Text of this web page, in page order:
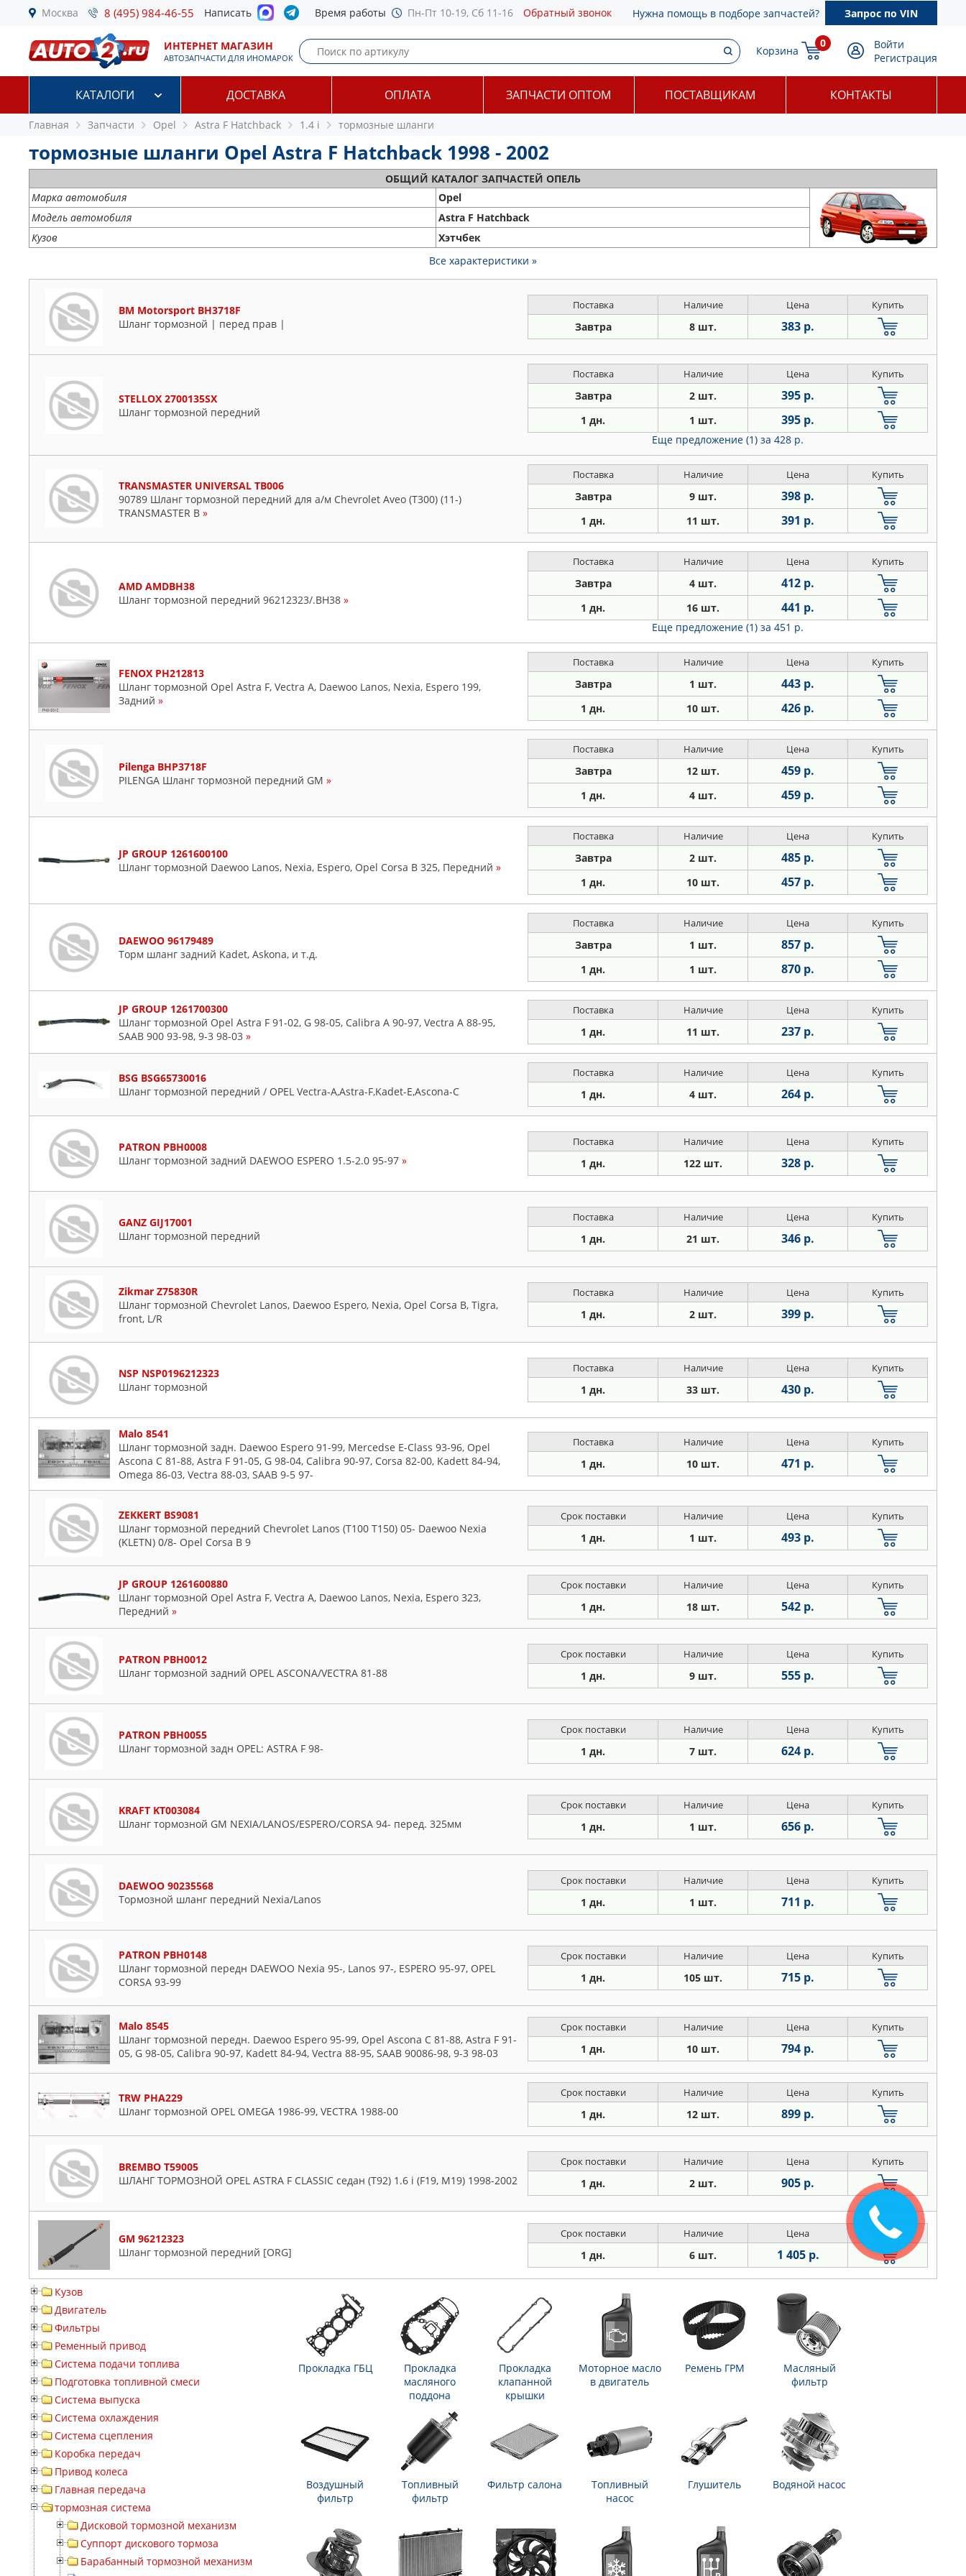
Москва 8 (495) 984-46-55 Написать Время работы Пн-Пт 10-19, Сб 11-16 Обратный звонок Нужна помощь в подборе запчастей? Запрос по VIN
ИНТЕРНЕТ МАГАЗИН
АВТОЗАПЧАСТИ ДЛЯ ИНОМАРОК
Корзина
0
Войти
Регистрация
КАТАЛОГИ ДОСТАВКА ОПЛАТА ЗАПЧАСТИ ОПТОМ ПОСТАВЩИКАМ КОНТАКТЫ
Главная Запчасти Opel Astra F Hatchback 1.4 i тормозные шланги
тормозные шланги Opel Astra F Hatchback 1998 - 2002
ОБЩИЙ КАТАЛОГ ЗАПЧАСТЕЙ ОПЕЛЬ
Марка автомобиля
Opel
Модель автомобиля
Astra F Hatchback
Кузов
Хэтчбек
Все характеристики »
BM Motorsport BH3718F
Шланг тормозной | перед прав |
Поставка Наличие Цена Купить
Завтра 8 шт. 383 р.
STELLOX 2700135SX
Шланг тормозной передний
Поставка Наличие Цена Купить
Завтра 2 шт. 395 р.
1 дн. 1 шт. 395 р.
Еще предложение (1) за 428 р.
TRANSMASTER UNIVERSAL TB006
90789 Шланг тормозной передний для а/м Chevrolet Aveo (T300) (11-)
TRANSMASTER B »
Поставка Наличие Цена Купить
Завтра 9 шт. 398 р.
1 дн. 11 шт. 391 р.
AMD AMDBH38
Шланг тормозной передний 96212323/.BH38 »
Поставка Наличие Цена Купить
Завтра 4 шт. 412 р.
1 дн. 16 шт. 441 р.
Еще предложение (1) за 451 р.
FENOX PH212813
Шланг тормозной Opel Astra F, Vectra A, Daewoo Lanos, Nexia, Espero 199,
Задний »
Поставка Наличие Цена Купить
Завтра 1 шт. 443 р.
1 дн. 10 шт. 426 р.
Pilenga BHP3718F
PILENGA Шланг тормозной передний GM »
Поставка Наличие Цена Купить
Завтра 12 шт. 459 р.
1 дн. 4 шт. 459 р.
JP GROUP 1261600100
Шланг тормозной Daewoo Lanos, Nexia, Espero, Opel Corsa B 325, Передний »
Поставка Наличие Цена Купить
Завтра 2 шт. 485 р.
1 дн. 10 шт. 457 р.
DAEWOO 96179489
Торм шланг задний Kadet, Askona, и т.д.
Поставка Наличие Цена Купить
Завтра 1 шт. 857 р.
1 дн. 1 шт. 870 р.
JP GROUP 1261700300
Шланг тормозной Opel Astra F 91-02, G 98-05, Calibra A 90-97, Vectra A 88-95,
SAAB 900 93-98, 9-3 98-03 »
Поставка Наличие Цена Купить
1 дн. 11 шт. 237 р.
BSG BSG65730016
Шланг тормозной передний / OPEL Vectra-A,Astra-F,Kadet-E,Ascona-C
Поставка Наличие Цена Купить
1 дн. 4 шт. 264 р.
PATRON PBH0008
Шланг тормозной задний DAEWOO ESPERO 1.5-2.0 95-97 »
Поставка Наличие Цена Купить
1 дн. 122 шт. 328 р.
GANZ GIJ17001
Шланг тормозной передний
Поставка Наличие Цена Купить
1 дн. 21 шт. 346 р.
Zikmar Z75830R
Шланг тормозной Chevrolet Lanos, Daewoo Espero, Nexia, Opel Corsa B, Tigra,
front, L/R
Поставка Наличие Цена Купить
1 дн. 2 шт. 399 р.
NSP NSP0196212323
Шланг тормозной
Поставка Наличие Цена Купить
1 дн. 33 шт. 430 р.
Malo 8541
Шланг тормозной задн. Daewoo Espero 91-99, Mercedse E-Class 93-96, Opel
Ascona C 81-88, Astra F 91-05, G 98-04, Calibra 90-97, Corsa 82-00, Kadett 84-94,
Omega 86-03, Vectra 88-03, SAAB 9-5 97-
Поставка Наличие Цена Купить
1 дн. 10 шт. 471 р.
ZEKKERT BS9081
Шланг тормозной передний Chevrolet Lanos (T100 T150) 05- Daewoo Nexia
(KLETN) 0/8- Opel Corsa B 9
Срок поставки Наличие Цена Купить
1 дн. 1 шт. 493 р.
JP GROUP 1261600880
Шланг тормозной Opel Astra F, Vectra A, Daewoo Lanos, Nexia, Espero 323,
Передний »
Срок поставки Наличие Цена Купить
1 дн. 18 шт. 542 р.
PATRON PBH0012
Шланг тормозной задний OPEL ASCONA/VECTRA 81-88
Срок поставки Наличие Цена Купить
1 дн. 9 шт. 555 р.
PATRON PBH0055
Шланг тормозной задн OPEL: ASTRA F 98-
Срок поставки Наличие Цена Купить
1 дн. 7 шт. 624 р.
KRAFT KT003084
Шланг тормозной GM NEXIA/LANOS/ESPERO/CORSA 94- перед. 325мм
Срок поставки Наличие Цена Купить
1 дн. 1 шт. 656 р.
DAEWOO 90235568
Тормозной шланг передний Nexia/Lanos
Срок поставки Наличие Цена Купить
1 дн. 1 шт. 711 р.
PATRON PBH0148
Шланг тормозной передн DAEWOO Nexia 95-, Lanos 97-, ESPERO 95-97, OPEL
CORSA 93-99
Срок поставки Наличие Цена Купить
1 дн. 105 шт. 715 р.
Malo 8545
Шланг тормозной передн. Daewoo Espero 95-99, Opel Ascona C 81-88, Astra F 91-
05, G 98-05, Calibra 90-97, Kadett 84-94, Vectra 88-95, SAAB 90086-98, 9-3 98-03
Срок поставки Наличие Цена Купить
1 дн. 10 шт. 794 р.
TRW PHA229
Шланг тормозной OPEL OMEGA 1986-99, VECTRA 1988-00
Срок поставки Наличие Цена Купить
1 дн. 12 шт. 899 р.
BREMBO T59005
ШЛАНГ ТОРМОЗНОЙ OPEL ASTRA F CLASSIC седан (T92) 1.6 i (F19, M19) 1998-2002
Срок поставки Наличие Цена Купить
1 дн. 2 шт. 905 р.
GM 96212323
Шланг тормозной передний [ORG]
Срок поставки Наличие Цена Купить
1 дн. 6 шт. 1 405 р.
Кузов
Двигатель
Фильтры
Ременный привод
Система подачи топлива
Подготовка топливной смеси
Система выпуска
Система охлаждения
Система сцепления
Коробка передач
Привод колеса
Главная передача
тормозная система
Дисковой тормозной механизм
Суппорт дискового тормоза
Барабанный тормозной механизм
Прокладка ГБЦ
Прокладка
масляного
поддона
Прокладка
клапанной
крышки
Моторное масло
в двигатель
Ремень ГРМ
Масляный
фильтр
Воздушный
фильтр
Топливный
фильтр
Фильтр салона
Топливный
насос
Глушитель Водяной насос